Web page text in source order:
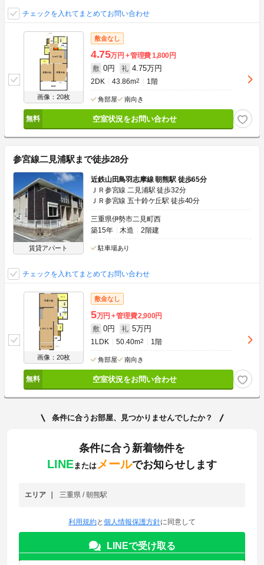
チェックを入れてまとめてお問い合わせ
画像：20枚
敷金なし
4.75万円 管理費1,800円
敷 0円 礼 4.75万円
2DK 43.86m2 1階
角部屋 南向き
空室状況をお問い合わせ
参宮線二見浦駅まで徒歩28分
賃貸アパート
近鉄山田鳥羽志摩線 朝熊駅 徒歩65分
ＪＲ参宮線 二見浦駅 徒歩32分
ＪＲ参宮線 五十鈴ケ丘駅 徒歩40分
三重県伊勢市二見町西
築15年
木造 2階建
駐車場あり
チェックを入れてまとめてお問い合わせ
画像：20枚
敷金なし
5万円 管理費2,900円
敷 0円 礼 5万円
1LDK 50.40m2 1階
角部屋 南向き
空室状況をお問い合わせ
条件に合うお部屋、見つかりませんでしたか？
条件に合う新着物件を
LINEまたは メールでお知らせします
エリア 三重県 / 朝熊駅
利用規約と 個人情報保護方針に同意して
LINEで受け取る